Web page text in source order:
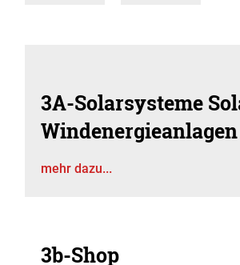
3A-Solarsysteme
Windenergieanlagen
mehr dazu...
3b-Shop